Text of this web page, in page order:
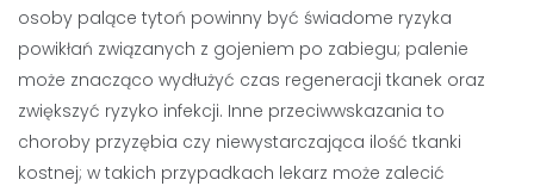
osoby palące tytoń powinny być świadome ryzyka
powikłań związanych z gojeniem po zabiegu; palenie
może znacząco wydłużyć czas regeneracji tkanek oraz
zwiększyć ryzyko infekcji. Inne przeciwwskazania to
choroby przyzębia czy niewystarczająca ilość tkanki
kostnej; w takich przypadkach lekarz może zalecić